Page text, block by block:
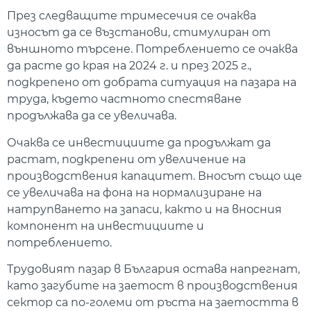
През следващите тримесечия се очаква
износът да се възстанови, стимулиран от
външното търсене. Потреблението се очаква
да расте до края на 2024 г. и през 2025 г.,
подкрепено от добрата ситуация на пазара на
труда, където частното спестяване
продължава да се увеличава.
Очаква се инвестициите да продължат да
растат, подкрепени от увеличение на
производствения капацитет. Вносът също ще
се увеличава на фона на нормализиране на
натрупването на запаси, както и на вносния
компонент на инвестициите и
потреблението.
Трудовият пазар в България остава напрегнат,
като загубите на заетост в производствения
сектор са по-големи от ръста на заетостта в